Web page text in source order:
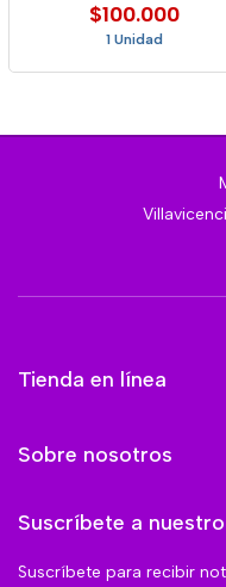
$100.000
1 Unidad
Tienda en línea
Sobre nosotros
Suscríbete a
Suscríbete para recibir